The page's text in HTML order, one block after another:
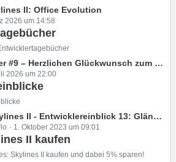
II: Office Evolution
2026 um 14:58
Herzlichen Glückwunsch zum sechsmonatigen Jubiläum!
2026 um 22:00
- Entwicklereinblick 13: Glänzende neue Kamerawerkzeuge
1. Oktober 2023 um 09:01
II kaufen
Skylines II kaufen und dabei 5% sparen!